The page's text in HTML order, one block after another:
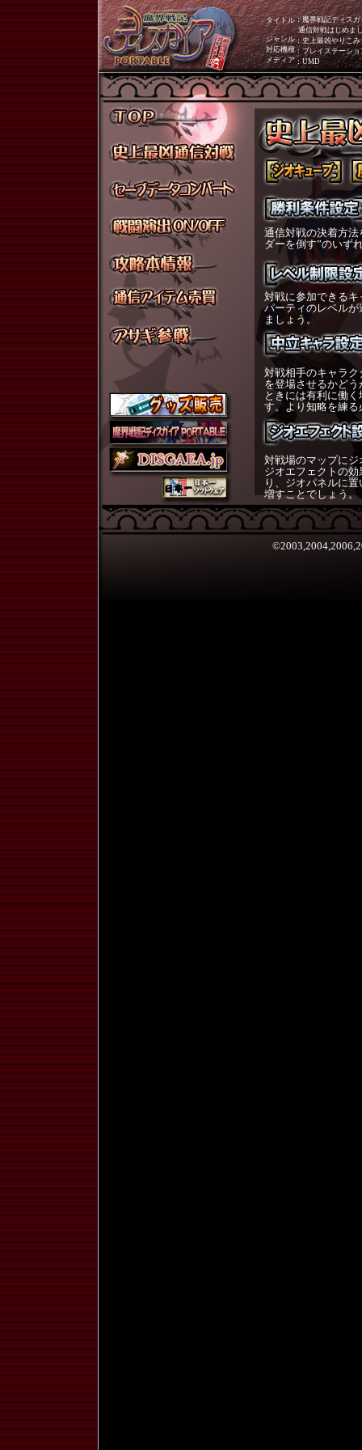
タイトル
ジャンル
対応機種
メディア
：魔界戦記ディス
通信対戦はじめま
：史上最凶やりこ
：プレイステーシ
：UMD
通信対戦の決着方
ダーを倒す”のいず
対戦に参加できる
パーティのレベル
ましょう。
対戦相手のキャラ
を登場させるかど
ときには有利に働
す。より知略を練
対戦場のマップに
ジオエフェクトの
り、ジオパネルに
増すことでしょう。